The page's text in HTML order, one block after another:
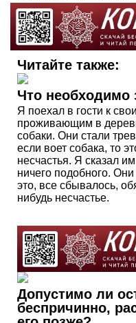
Читайте также:
Что необходимо
Я поехал в гости к
проживающим в
собаки. Они стали
если воет собака, то
несчастья. Я сказал
ничего подобного.
это, все сбывалось,
нибудь несчастье.
Допустимо ли
беспричинно,